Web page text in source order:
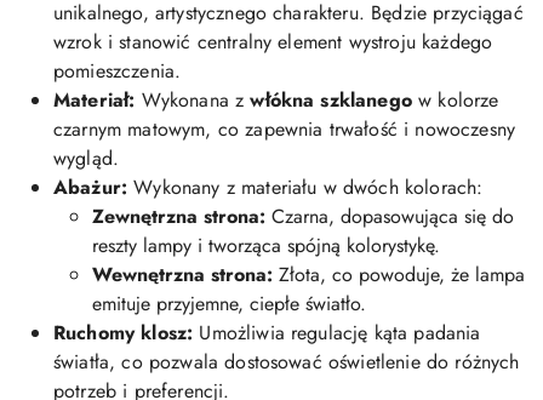
unikalnego, artystycznego charakteru. Będzie przyciągać
wzrok i stanowić centralny element wystroju każdego
pomieszczenia.
Materiał: Wykonana zwłókna szklanegow kolorze
czarnym matowym, co zapewnia trwałość i nowoczesny
wygląd.
Abażur: Wykonany z materiału w dwóch kolorach:
Zewnętrzna strona: Czarna, dopasowująca się do
reszty lampy i tworząca spójną kolorystykę.
Wewnętrzna strona: Złota, co powoduje, że lampa
emituje przyjemne, ciepłe światło.
Ruchomy klosz: Umożliwia regulację kąta padania
światła, co pozwala dostosować oświetlenie do różnych
potrzeb i preferencji.